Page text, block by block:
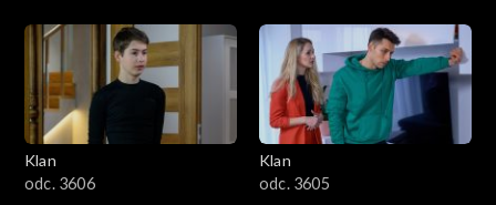
Klan
odc. 3606
Klan
odc. 3605